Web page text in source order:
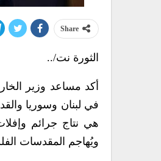
Share
الثورة نت/..
أكد مساعد وزير
في لبنان وسوريا
هي نتاج جرائم
ويُهاجم المقدسات